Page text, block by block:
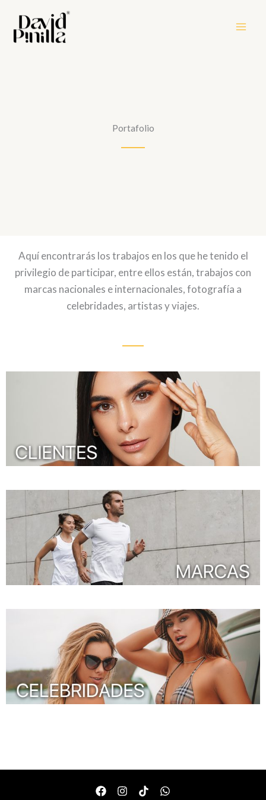
contenido
Portafolio
Aquí encontrarás los trabajos en los que he tenido el
privilegio de participar, entre ellos están, trabajos con
marcas nacionales e internacionales, fotografía a
celebridades, artistas y viajes.